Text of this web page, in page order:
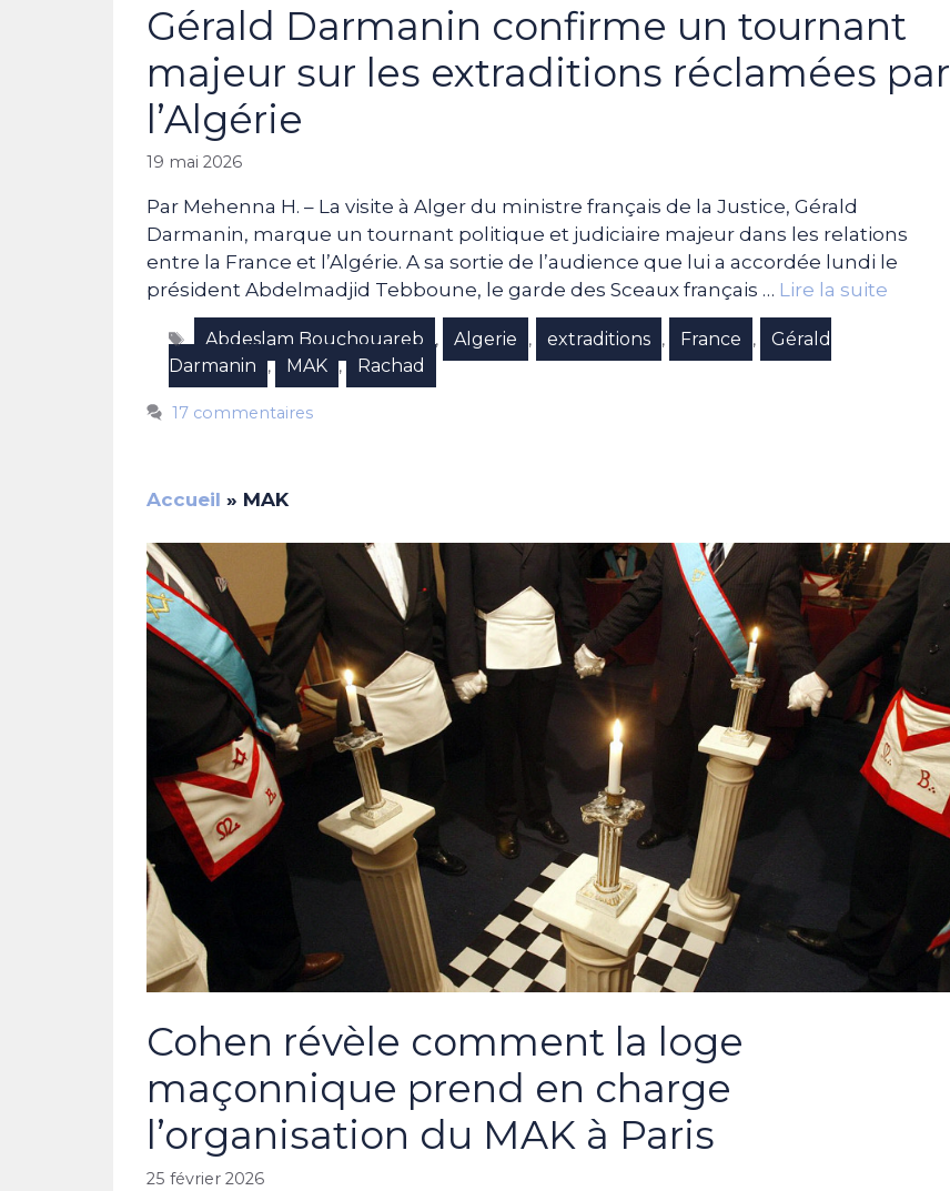
Gérald Darmanin confirme un tournant
majeur sur les extraditions réclamées par
l’Algérie
19 mai 2026
Par Mehenna H. – La visite à Alger du ministre français de la Justice, Gérald
Darmanin, marque un tournant politique et judiciaire majeur dans les relations
entre la France et l’Algérie. A sa sortie de l’audience que lui a accordée lundi le
président Abdelmadjid Tebboune, le garde des Sceaux français … Lire la suite
Étiquettes
Abdeslam Bouchouareb , Algerie , extraditions , France ,
Gérald
Darmanin
, MAK , Rachad
17 commentaires
Accueil » MAK
Cohen révèle comment la loge
maçonnique prend en charge
l’organisation du MAK à Paris
25 février 2026